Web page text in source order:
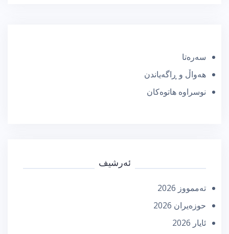
سەرەتا
هەواڵ و ڕاگەیاندن
نوسراوە هاتوەکان
ئەرشیف
تەممووز 2026
حوزه‌یران 2026
ئایار 2026